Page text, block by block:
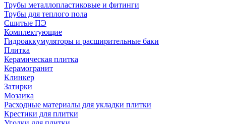
Трубы металлопластиковые и фитинги
Трубы для теплого пола
Сшитые ПЭ
Комплектующие
Гидроаккумуляторы и расширительные баки
Плитка
Керамическая плитка
Керамогранит
Клинкер
Затирки
Мозаика
Расходные материалы для укладки плитки
Крестики для плитки